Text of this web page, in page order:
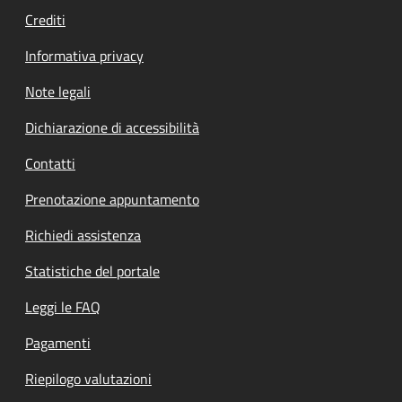
Crediti
Informativa privacy
Note legali
Dichiarazione di accessibilità
Contatti
Prenotazione appuntamento
Richiedi assistenza
Statistiche del portale
Leggi le FAQ
Pagamenti
Riepilogo valutazioni